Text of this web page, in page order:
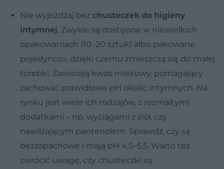
Nie wyjeżdżaj bez chusteczek do higieny
intymnej. Zwykle są dostępne w niewielkich
opakowaniach (10–20 sztuk) albo pakowane
pojedynczo, dzięki czemu zmieszczą się do małej
torebki. Zawierają kwas mlekowy, pomagający
zachować prawidłowe pH okolic intymnych. Na
rynku jest wiele ich rodzajów, z rozmaitymi
dodatkami – np. wyciągami z ziół, czy
nawilżającym pantenolem. Sprawdź, czy są
bezzapachowe i mają pH 4,5–5,5. Warto też
zwrócić uwagę, czy chusteczki są